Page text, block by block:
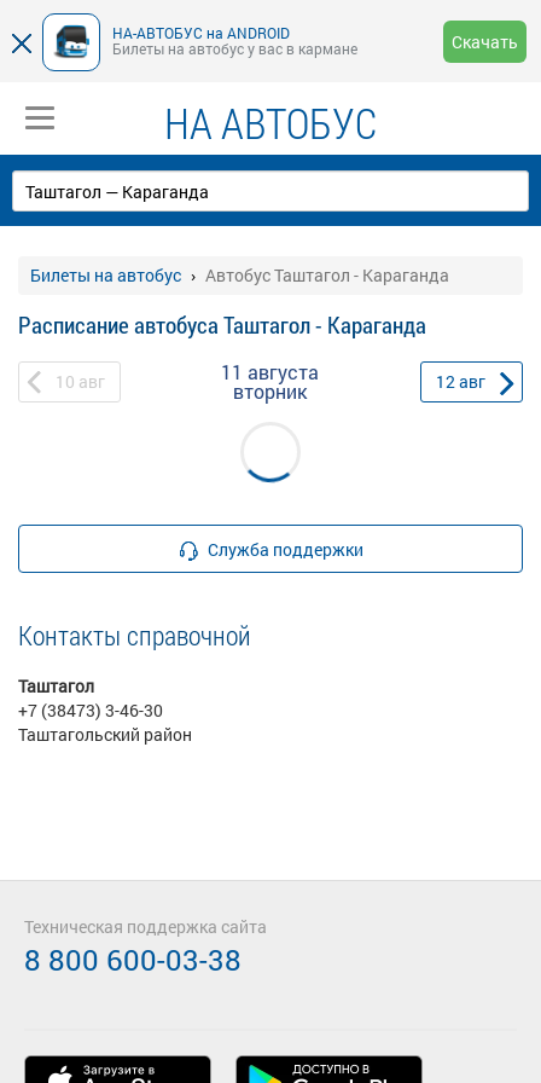
НА-АВТОБУС на ANDROID
Билеты на автобус у вас в кармане
Скачать
НА АВТОБУС
Билеты на автобус Автобус Таштагол - Караганда
Расписание автобуса Таштагол - Караганда
10 авг 11 августа
вторник 12авг
Служба поддержки
Контакты справочной
Таштагол
+7 (38473) 3-46-30
Таштагольский район
Техническая поддержка сайта
8 800 600-03-38